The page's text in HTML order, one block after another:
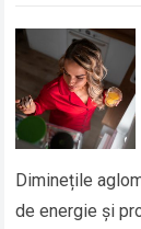
Diminețile
de energie și